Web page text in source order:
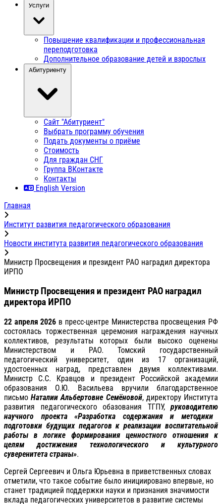
Услуги
Повышение квалификации и профессиональная
переподготовка
Дополнительное образование детей и взрослых
Абитуриенту
Сайт "Абитуриент"
Выбрать программу обучения
Подать документы о приёме
Стоимость
Для граждан СНГ
Группа ВКонтакте
Контакты
English Version
Главная
Институт развития педагогического образования
Новости института развития педагогического образования
Министр Просвещения и президент РАО наградил директора
ИРПО
Министр Просвещения и президент РАО наградил
директора ИРПО
22 апреля 2026 в пресс-центре Министерства просвещения РФ
состоялась торжественная церемония награждения научных
коллективов, результаты которых были высоко оценены
Министерством и РАО. Томский государственный
педагогический университет, один из 17 организаций,
удостоенных наград, представлен двумя коллективами.
Министр С.С. Кравцов и президент Российской академии
образования О.Ю. Васильева вручили благодарственное
письмоНаталии Альбертовне Семёновой, директору Института
развития педагогического обазования ТГПУ, руководителю
научного проекта «Разработка содержания и методики
подготовки будущих педагогов к реализации воспитательной
работы в логике формирования ценностного отношения к
целям достижения технологического и культурного
суверенитета страны».
Сергей Сергеевич и Ольга Юрьевна в приветственных словах
отметили, что такое событие было инициировано впервые, но
станет традицией поддержки науки и признания значимости
вклада педагогических университетов в развитие системы